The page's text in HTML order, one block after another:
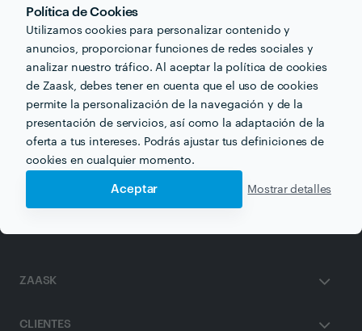
Política de Cookies
Utilizamos cookies para personalizar contenido y
anuncios, proporcionar funciones de redes sociales y
analizar nuestro tráfico. Al aceptar la política de cookies
de Zaask, debes tener en cuenta que el uso de cookies
permite la personalización de la navegación y de la
presentación de servicios, así como la adaptación de la
oferta a tus intereses. Podrás ajustar tus definiciones de
cookies en cualquier momento.
Aceptar Mostrar detalles
Andrés Manuel Sagarna
Otros servicios proporcionados por Andrés Manuel
Sagarna
Pintores en bilbao
ZAASK
CLIENTES